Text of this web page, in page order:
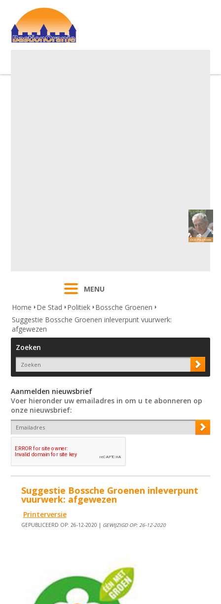
MENU
Home
De Stad Politiek Bossche Groenen
Suggestie Bossche Groenen inleverpunt vuurwerk:
afgewezen
Zoeken
Aanmelden nieuwsbrief
Voer hieronder uw emailadres in om u te abonneren op
onze nieuwsbrief:
Suggestie Bossche Groenen inleverpunt
vuurwerk: afgewezen
Printerversie
GEPUBLICEERD OP: 26-12-2020 | GEWIJZIGD OP: 26-12-2020